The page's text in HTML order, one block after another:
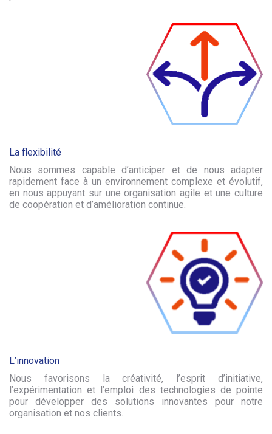
La flexibilité
Nous sommes capable d’anticiper et de nous adapter
rapidement face à un environnement complexe et évolutif,
en nous appuyant sur une organisation agile et une culture
de coopération et d’amélioration continue.
L’innovation
Nous favorisons la créativité, l’esprit d’initiative,
l’expérimentation et l’emploi des technologies de pointe
pour développer des solutions innovantes pour notre
organisation et nos clients.